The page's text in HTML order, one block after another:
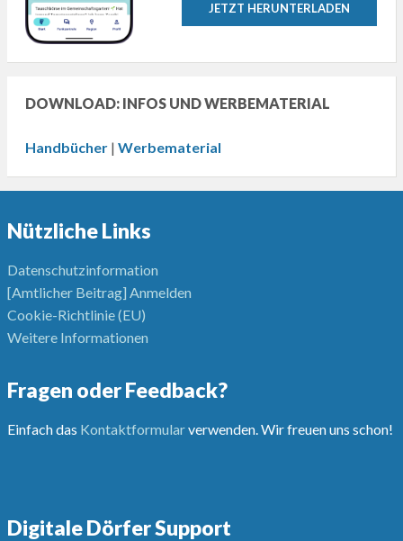
JETZT HERUNTERLADEN
DOWNLOAD: INFOS UND WERBEMATERIAL
Handbücher| Werbematerial
Nützliche Links
Datenschutzinformation
[Amtlicher Beitrag] Anmelden
Cookie-Richtlinie (EU)
Weitere Informationen
Fragen oder Feedback?
Einfach das Kontaktformularverwenden. Wir freuen uns schon!
Digitale Dörfer Support